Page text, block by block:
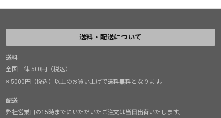
送料・配送について
送料
全国一律 500円（税込）
※ 5000円（税込）以上のお買い上げで送料無料となります。
配送
弊社営業日の15時までにいただいたご注文は当日出荷いたします。